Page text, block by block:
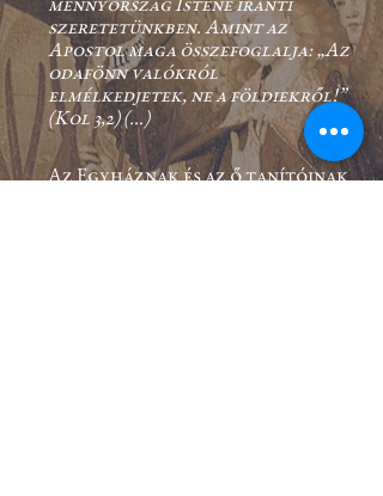
mennyország Istene iránti
szeretetünkben. Amint az
Apostol maga összefoglalja: „Az
odafönn valókról
elmélkedjetek, ne a földiekről!”
(Kol 3,2) (…)
Az Egyháznak és az ő tanítóinak